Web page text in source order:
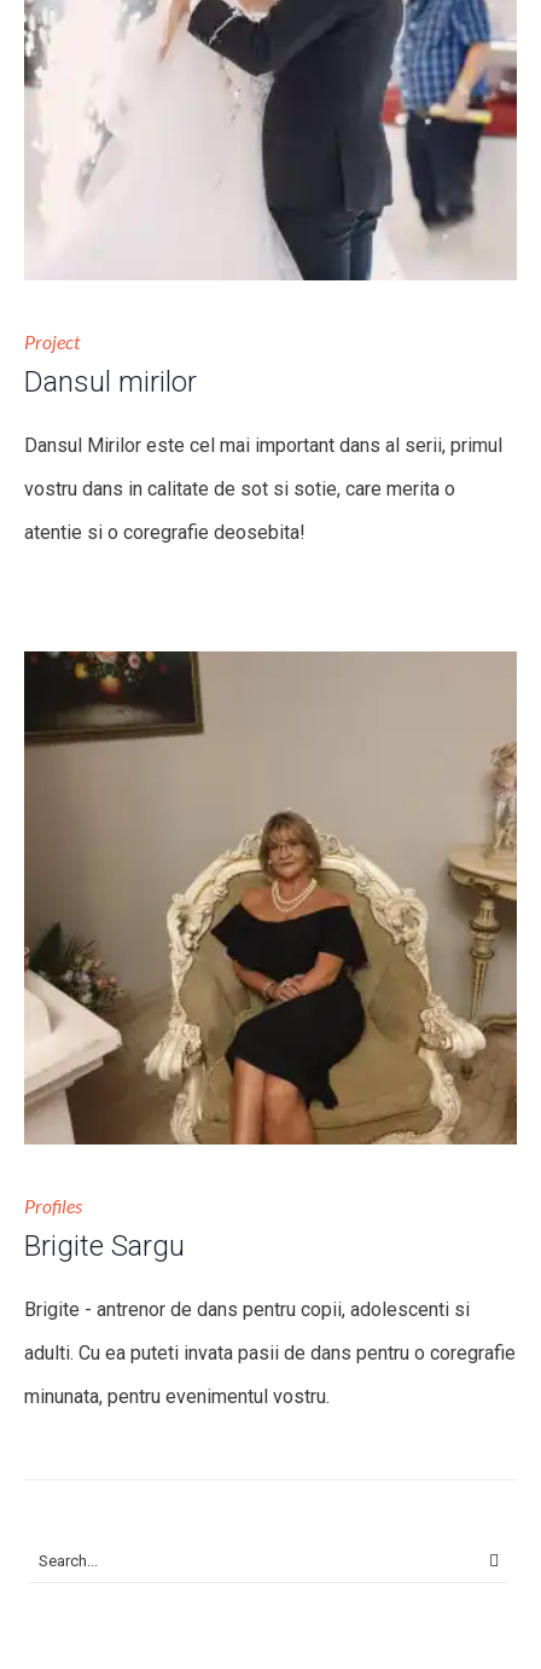
Project
Dansul mirilor
Dansul Mirilor este cel mai important dans al serii, primul
vostru dans in calitate de sot si sotie, care merita o
atentie si o coregrafie deosebita!
Profiles
Brigite Sargu
Brigite - antrenor de dans pentru copii, adolescenti si
adulti. Cu ea puteti invata pasii de dans pentru o coregrafie
minunata, pentru evenimentul vostru.